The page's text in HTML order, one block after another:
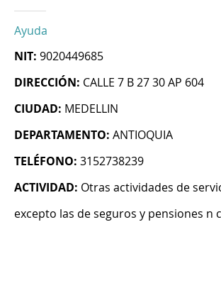
Ayuda
NIT: 9020449685
DIRECCIÓN: CALLE 7 B 27 30 AP 604
CIUDAD: MEDELLIN
DEPARTAMENTO: ANTIOQUIA
TELÉFONO: 3152738239
ACTIVIDAD: Otras actividades de
excepto las de seguros y pensiones n